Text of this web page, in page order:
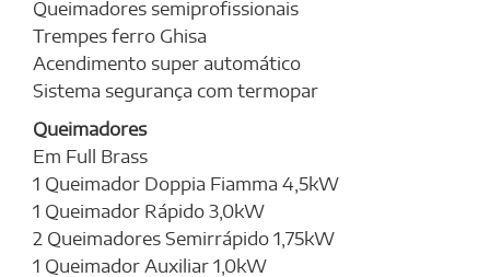
Queimadores semiprofissionais
Trempes ferro Ghisa
Acendimento super automático
Sistema segurança com termopar
Queimadores
Em Full Brass
1 Queimador Doppia Fiamma 4,5kW
1 Queimador Rápido 3,0kW
2 Queimadores Semirrápido 1,75kW
1 Queimador Auxiliar 1,0kW